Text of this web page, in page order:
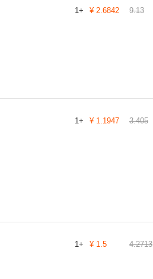
1+ ¥ 2.6842 9.13
1+ ¥ 1.1947 3.405
1+ ¥ 1.5 4.2713